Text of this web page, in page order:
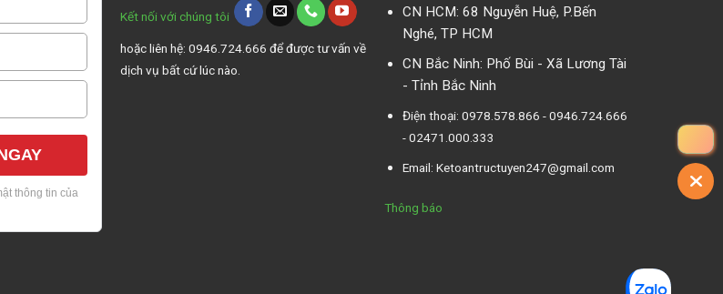
Kết nối với chúng tôi
hoặc liên hệ: 0946.724.666 để được tư vấn về
dịch vụ bất cứ lúc nào.
CN HCM: 68 Nguyễn Huệ, P.Bến
Nghé, TP HCM
CN Bắc Ninh: Phố Bùi - Xã Lương Tài
- Tỉnh Bắc Ninh
Điện thoại: 0978.578.866 - 0946.724.666
- 02471.000.333
Email: Ketoantructuyen247@gmail.com
Thông báo